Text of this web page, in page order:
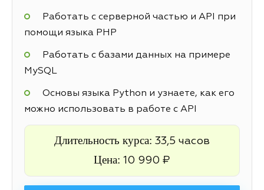
Работать с серверной частью и API при
помощи языка PHP
Работать с базами данных на примере
MySQL
Основы языка Python и узнаете, как его
можно использовать в работе с API
Длительность курса: 33,5 часов
Цена: 10 990 ₽